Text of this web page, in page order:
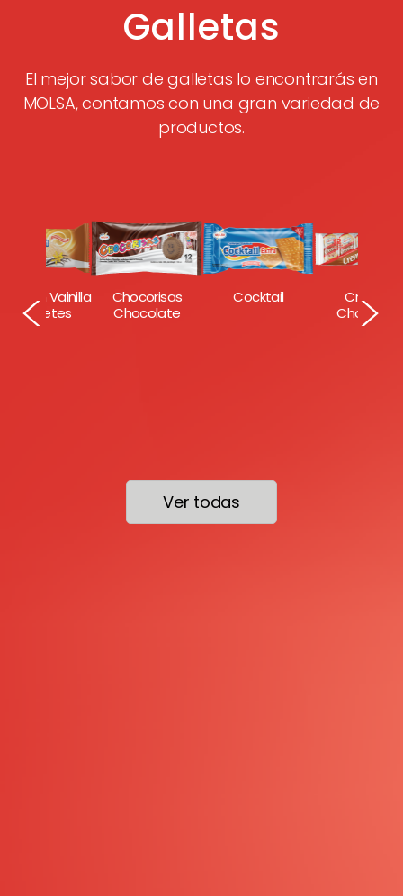
Galletas
El mejor sabor de galletas lo encontrarás en
MOLSA, contamos con una gran variedad de
productos.
<
Rich Vainilla
6 paquetes
Chocorisas
Chocolate
Cocktail
Cremas
Chocolate
>
Ver todas